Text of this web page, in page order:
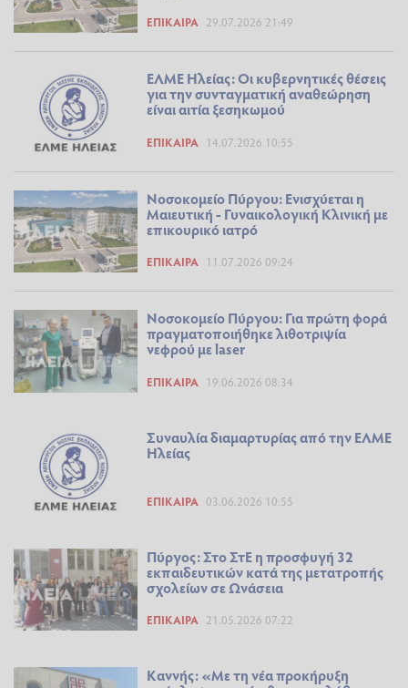
ΕΠΊΚΑΙΡΑ 29.07.2026 21:49
ΕΛΜΕ Ηλείας: Οι κυβερνητικές θέσεις
για την συνταγματική αναθεώρηση
είναι αιτία ξεσηκωμού
ΕΠΊΚΑΙΡΑ 14.07.2026 10:55
Νοσοκομείο Πύργου: Ενισχύεται η
Μαιευτική - Γυναικολογική Κλινική με
επικουρικό ιατρό
ΕΠΊΚΑΙΡΑ 11.07.2026 09:24
Νοσοκομείο Πύργου: Για πρώτη φορά
πραγματοποιήθηκε λιθοτριψία
νεφρού με laser
ΕΠΊΚΑΙΡΑ 19.06.2026 08:34
Συναυλία διαμαρτυρίας από την ΕΛΜΕ
Ηλείας
ΕΠΊΚΑΙΡΑ 03.06.2026 10:55
Πύργος: Στο ΣτΕ η προσφυγή 32
εκπαιδευτικών κατά της μετατροπής
σχολείων σε Ωνάσεια
ΕΠΊΚΑΙΡΑ 21.05.2026 07:22
Καννής: «Με τη νέα προκήρυξη